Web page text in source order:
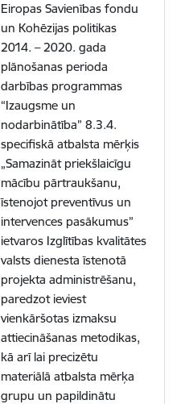
Eiropas Savienības fondu
un Kohēzijas politikas
2014. – 2020. gada
plānošanas perioda
darbības programmas
“Izaugsme un
nodarbinātība” 8.3.4.
specifiskā atbalsta mērķis
„Samazināt priekšlaicīgu
mācību pārtraukšanu,
īstenojot preventīvus un
intervences pasākumus”
ietvaros Izglītības kvalitātes
valsts dienesta īstenotā
projekta administrēšanu,
paredzot ieviest
vienkāršotas izmaksu
attiecināšanas metodikas,
kā arī lai precizētu
materiālā atbalsta mērķa
grupu un papildinātu